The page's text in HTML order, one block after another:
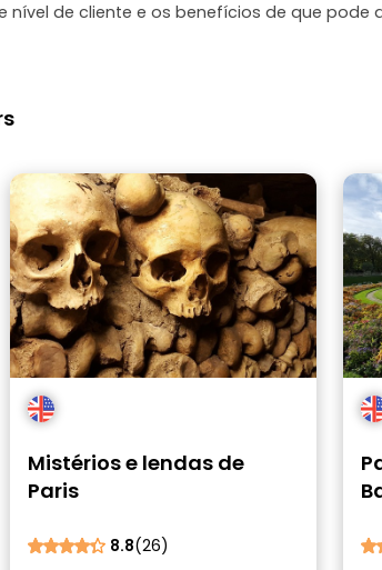
de cliente e os benefícios de que pode
Mistérios e lendas de
Paris
8.8(26)